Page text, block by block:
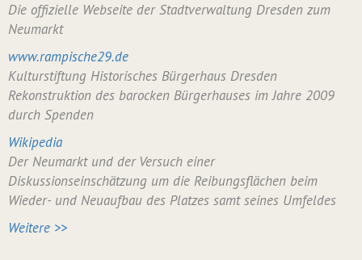
Die offizielle Webseite der Stadtverwaltung Dresden zum
Neumarkt
www.rampische29.de
Kulturstiftung Historisches Bürgerhaus Dresden
Rekonstruktion des barocken Bürgerhauses im Jahre 2009
durch Spenden
Wikipedia
Der Neumarkt und der Versuch einer
Diskussionseinschätzung um die Reibungsflächen beim
Wieder- und Neuaufbau des Platzes samt seines Umfeldes
Weitere >>